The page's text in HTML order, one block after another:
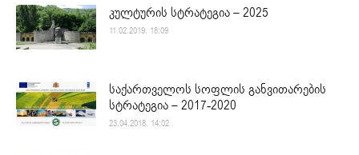
კულტურის სტრატეგია – 2025
11.02.2019. 18:09
საქართველოს სოფლის განვითარების
სტრატეგია – 2017-2020
23.04.2018. 14:02